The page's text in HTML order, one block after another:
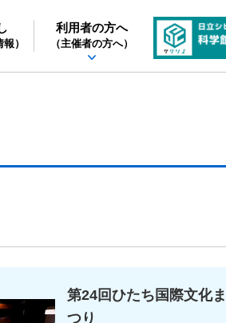
）
利用者の方へ
（主催者の方へ）
第24回ひたち国際文化ま
つり